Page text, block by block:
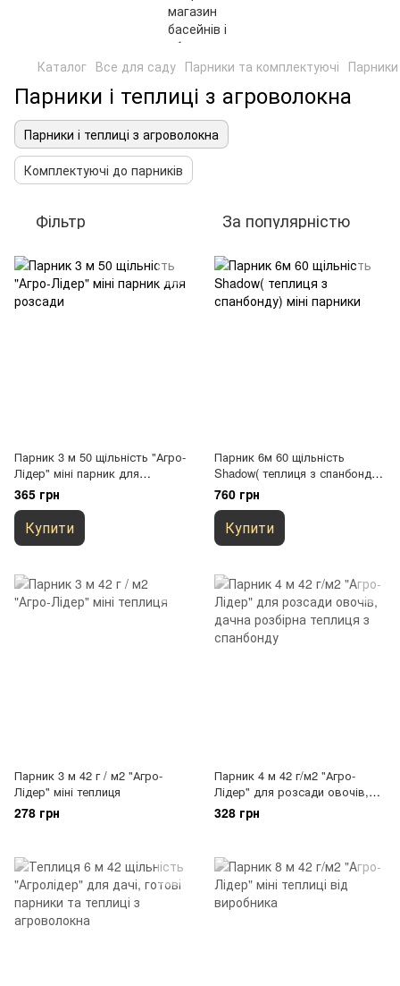
Каталог Все для саду Парники та комплектуючі Парники
Парники і теплиці з агроволокна
Парники і теплиці з агроволокна
Комплектуючі до парників
Фільтр За популярністю
Парник 3 м 50 щільність "Агро-
Лідер" міні парник для
розсади
365 грн
Купити
Парник 6м 60 щільність
Shadow( теплиця з спанбонду)
міні парники
760 грн
Купити
Парник 3 м 42 г / м2 "Агро-
Лідер" міні теплиця
278 грн
Парник 4 м 42 г/м2 "Агро-
Лідер" для розсади овочів,
дачна розбірна теплиця з
спанбонду
328 грн